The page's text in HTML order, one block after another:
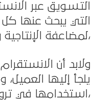
التسويق عبر
التي يبحث عنها
لمضاعفة الإنتاجية و الأرباح،
ولابد أن
يلجأ إليها العميل،
استخدامها في ترويج منتجه،